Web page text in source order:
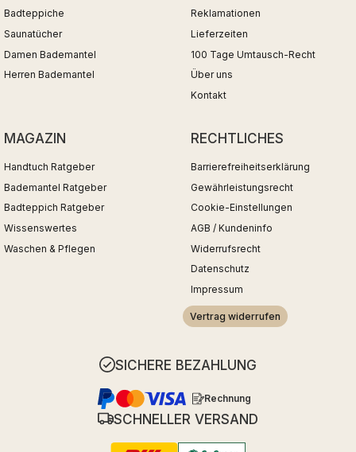
Badteppiche
Saunatücher
Damen Bademantel
Herren Bademantel
Reklamationen
Lieferzeiten
100 Tage Umtausch-Recht
Über uns
Kontakt
MAGAZIN
Handtuch Ratgeber
Bademantel Ratgeber
Badteppich Ratgeber
Wissenswertes
Waschen & Pflegen
RECHTLICHES
Barrierefreiheitserklärung
Gewährleistungsrecht
Cookie-Einstellungen
AGB / Kundeninfo
Widerrufsrecht
Datenschutz
Impressum
Vertrag widerrufen
SICHERE BEZAHLUNG
Rechnung
SCHNELLER VERSAND